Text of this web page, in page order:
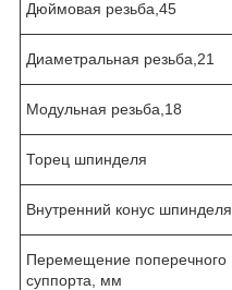
Дюймовая резьба,45
Диаметральная резьба,21
Модульная резьба,18
Торец шпинделя
Внутренний конус шпинделя
Перемещение поперечного
суппорта, мм